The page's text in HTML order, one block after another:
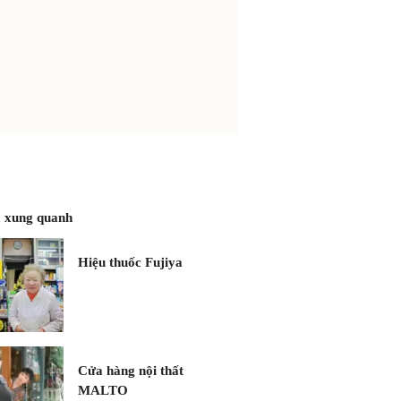
quanh
Hiệu thuốc Fujiya
Cửa hàng nội thất
MALTO